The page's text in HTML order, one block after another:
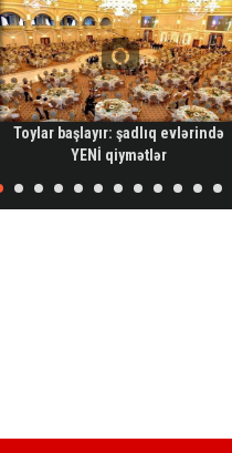
Toylar başlayır: şadlıq evlərində
YENİ qiymətlər